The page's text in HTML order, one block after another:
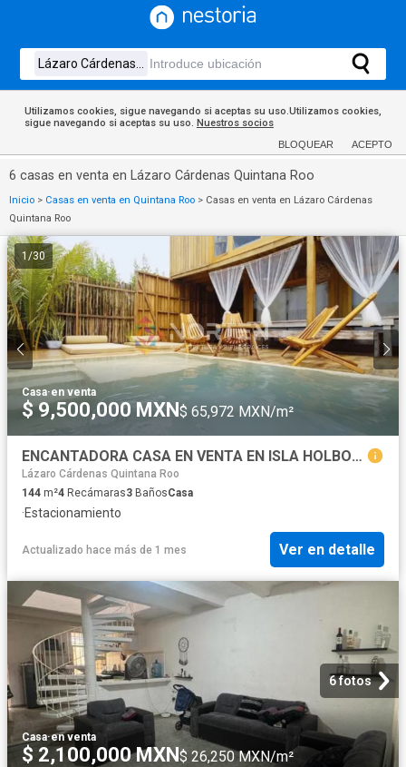
Utilizamos cookies, sigue navegando si aceptas su uso.Utilizamos cookies,
sigue navegando si aceptas su uso. Nuestros socios
BLOQUEAR ACEPTO
6 casas en venta en Lázaro Cárdenas Quintana Roo
Inicio > Casas en venta en Quintana Roo > Casas en venta en Lázaro Cárdenas
Quintana Roo
1 /30
Casa·en venta
$ 9,500,000 MXN$ 65,972 MXN/m²
ENCANTADORA CASA EN VENTA EN ISLA HOLBOX, QUINTANA ROO
Lázaro Cárdenas Quintana Roo
144 m²4 Recámaras3 BañosCasa
·Estacionamiento
Actualizado hace más de 1 mes Ver en detalle
6 fotos
Casa·en venta
$ 2,100,000 MXN$ 26,250 MXN/m²